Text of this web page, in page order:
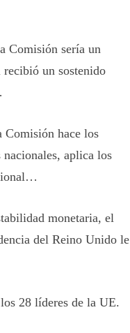
Comisión sería un
un sostenido
Comisión hace los
aplica los
monetaria, el
del Reino Unido le
28 líderes de la UE.